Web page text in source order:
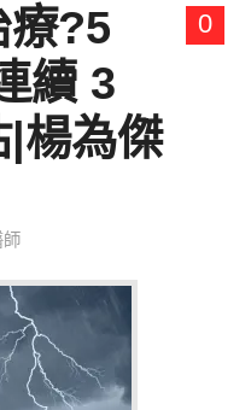
0
療?5
續 3
|楊為傑
師